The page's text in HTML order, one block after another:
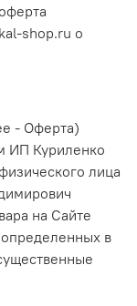
shop.ru о
- Оферта)
ИП Куриленко
лица
на Сайте
в